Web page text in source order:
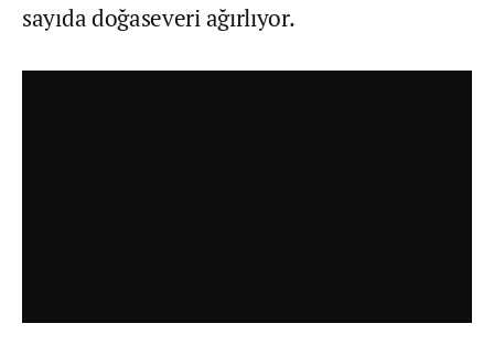
sayıda doğaseveri ağırlıyor.